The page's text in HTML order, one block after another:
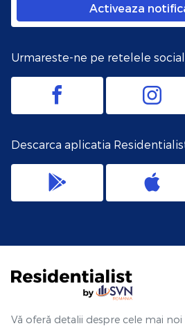
Activeaza
Urmareste-ne pe retelele
Descarca aplicatia
Vă oferă detalii despre cele mai